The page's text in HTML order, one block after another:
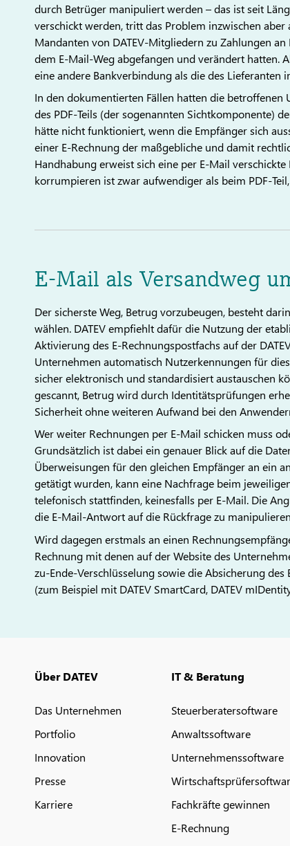
durch Betrüger manipuliert werden – das ist seit
verschickt werden, tritt das Problem inzwischen
Mandanten von DATEV-Mitgliedern zu Zahlungen
dem E-Mail-Weg abgefangen und verändert hatten.
eine andere Bankverbindung als die des Lieferanten
In den dokumentierten Fällen hatten die betroffenen
des PDF-Teils (der sogenannten Sichtkomponente)
hätte nicht funktioniert, wenn die Empfänger sich
einer E-Rechnung der maßgebliche und damit
Handhabung erweist sich eine per E-Mail
korrumpieren ist zwar aufwendiger als beim PDF-
E-Mail als Versandweg
Der sicherste Weg, Betrug vorzubeugen, besteht
wählen. DATEV empfiehlt dafür die Nutzung der
Aktivierung des E-Rechnungspostfachs auf der
Unternehmen automatisch Nutzerkennungen für
sicher elektronisch und standardisiert austauschen
gescannt, Betrug wird durch Identitätsprüfungen
Sicherheit ohne weiteren Aufwand bei den
Wer weiter Rechnungen per E-Mail schicken muss
Grundsätzlich ist dabei ein genauer Blick auf die
Überweisungen für den gleichen Empfänger an ein
getätigt wurden, kann eine Nachfrage beim
telefonisch stattfinden, keinesfalls per E-Mail. Die
die E-Mail-Antwort auf die Rückfrage zu
Wird dagegen erstmals an einen
Rechnung mit denen auf der Website des
zu-Ende-Verschlüsselung sowie die Absicherung
(zum Beispiel mit DATEV SmartCard, DATEV
Über DATEV
Das Unternehmen
Portfolio
Innovation
Presse
Karriere
IT & Beratung
Steuerberatersoftware
Anwaltssoftware
Unternehmenssoftware
Fachkräfte gewinnen
E-Rechnung